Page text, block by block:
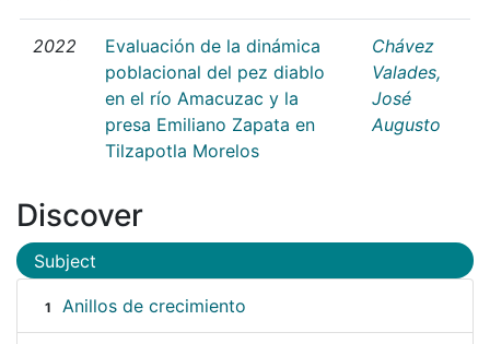
2022
Evaluación de la dinámica
poblacional del pez diablo
en el río Amacuzac y la
presa Emiliano Zapata en
Tilzapotla Morelos
Chávez
Valades,
José
Augusto
Discover
Subject
1 Anillos de crecimiento